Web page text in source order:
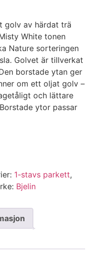
golv av härdat trä
White tonen
Nature sorteringen
Golvet är tillverkat
borstade ytan ger
om ett oljat golv –
och lättare
ytor passar
1-stavs parkett,
Bjelin